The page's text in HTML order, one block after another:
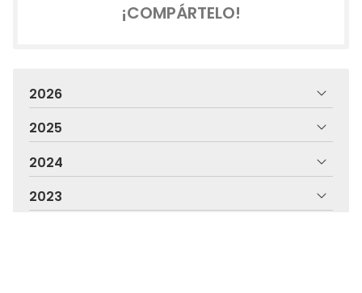
¡COMPÁRTELO!
2026
2025
2024
2023